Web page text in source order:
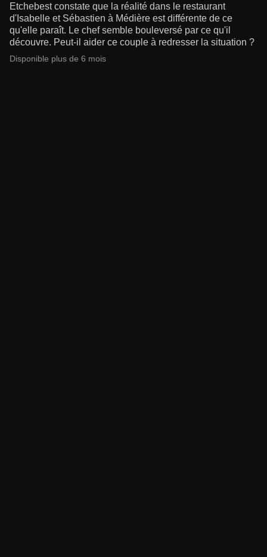
Etchebest constate que la réalité dans le restaurant
d'Isabelle et Sébastien à Médière est différente de ce
qu'elle paraît. Le chef semble bouleversé par ce qu'il
découvre. Peut-il aider ce couple à redresser la situation ?
Disponible plus de 6 mois